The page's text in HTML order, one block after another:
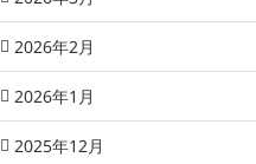
2026年2月
2026年1月
2025年12月